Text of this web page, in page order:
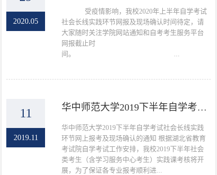
2020.05
受疫情影响，我校2020年上半年自学考试
社会长线实践环节网报及现场确认时间待定，请
大家随时关注学院网站通知和自考考生服务平台
网报截止时
间。 ...
11
2019.11
华中师范大学2019下半年自学考试社会长线实践环节网上报考及现场确认的...
华中师范大学2019下半年自学考试社会长线实践
环节网上报考及现场确认的通知 根据湖北省教育
考试院自学考试工作安排，我校2019下半年社会
类考生（含学习服务中心考生）实践课考核将开
展，为了保证各专业报考顺利进...